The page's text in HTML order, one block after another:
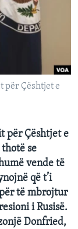
për Çështjet e
për Çështjet e
se
vende të
që t’i
të mbrojtur
i Rusisë.
Donfried,